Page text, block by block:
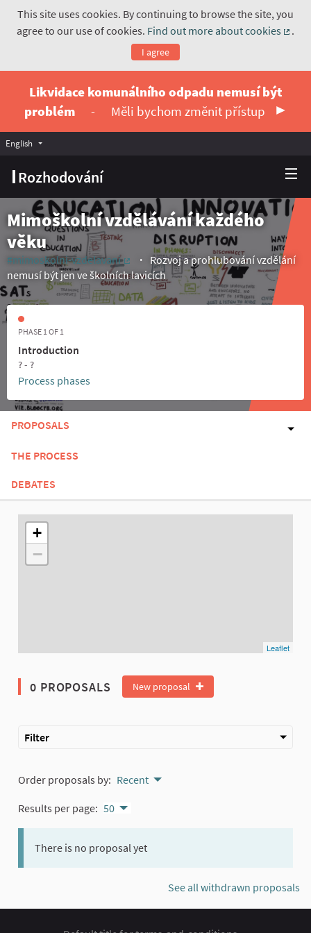
This site uses cookies. By continuing to browse the site, you
agree to our use of cookies. Find out more about cookies
.
I agree
Likvidace komunálního odpadu nemusí být
problém
- Měli bychom změnit přístup
Rozhodování
English Vyberte jazyk
Mimoškolní vzdělávání každého
věku
#mimoskolni-vzdelavani
(External link)
Rozvoj a prohlubování vzdělání
nemusí být jen ve školních lavicích
PHASE 1 OF 1
Introduction
? - ?
Process phases
PROPOSALS
THE PROCESS
DEBATES
The following element is a map which presents the items on
+
−
Leaflet
0 PROPOSALS New proposal
Filter
Order proposals by: Recent
Results per page: 50
There is no proposal yet
See all withdrawn proposals